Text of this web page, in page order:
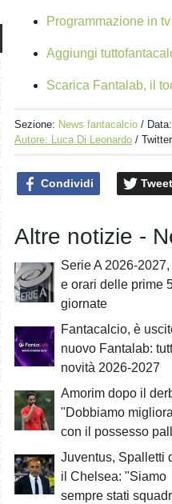
Programmazione in
Aggiungi
Scarica Fantalab, il
Sezione: News fantacalcio / Data:
Autore: Luca Di Leonardo /
Condividi Tweet
Altre notizie -
Serie A 2026-
e orari delle prime
giornate
Fantacalcio, è
nuovo Fantalab:
novità 2026-2027
Amorim dopo il
"Dobbiamo
con il possesso
Juventus, Spalletti
il Chelsea: "Siamo
sempre stati